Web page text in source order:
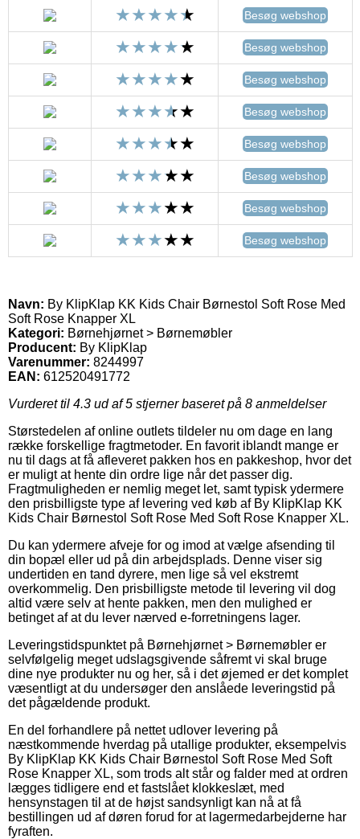
Besøg webshop
Besøg webshop
Besøg webshop
Besøg webshop
Besøg webshop
Besøg webshop
Besøg webshop
Besøg webshop
Navn: By KlipKlap KK Kids Chair Børnestol Soft Rose Med
Soft Rose Knapper XL
Kategori: Børnehjørnet > Børnemøbler
Producent: By KlipKlap
Varenummer: 8244997
EAN: 612520491772
Vurderet til 4.3 ud af 5 stjerner baseret på 8 anmeldelser
Størstedelen af online outlets tildeler nu om dage en lang
række forskellige fragtmetoder. En favorit iblandt mange er
nu til dags at få afleveret pakken hos en pakkeshop, hvor det
er muligt at hente din ordre lige når det passer dig.
Fragtmuligheden er nemlig meget let, samt typisk ydermere
den prisbilligste type af levering ved køb af By KlipKlap KK
Kids Chair Børnestol Soft Rose Med Soft Rose Knapper XL.
Du kan ydermere afveje for og imod at vælge afsending til
din bopæl eller ud på din arbejdsplads. Denne viser sig
undertiden en tand dyrere, men lige så vel ekstremt
overkommelig. Den prisbilligste metode til levering vil dog
altid være selv at hente pakken, men den mulighed er
betinget af at du lever nærved e-forretningens lager.
Leveringstidspunktet på Børnehjørnet > Børnemøbler er
selvfølgelig meget udslagsgivende såfremt vi skal bruge
dine nye produkter nu og her, så i det øjemed er det komplet
væsentligt at du undersøger den anslåede leveringstid på
det pågældende produkt.
En del forhandlere på nettet udlover levering på
næstkommende hverdag på utallige produkter, eksempelvis
By KlipKlap KK Kids Chair Børnestol Soft Rose Med Soft
Rose Knapper XL, som trods alt står og falder med at ordren
lægges tidligere end et fastslået klokkeslæt, med
hensynstagen til at de højst sandsynligt kan nå at få
bestillingen ud af døren forud for at lagermedarbejderne har
fyraften.